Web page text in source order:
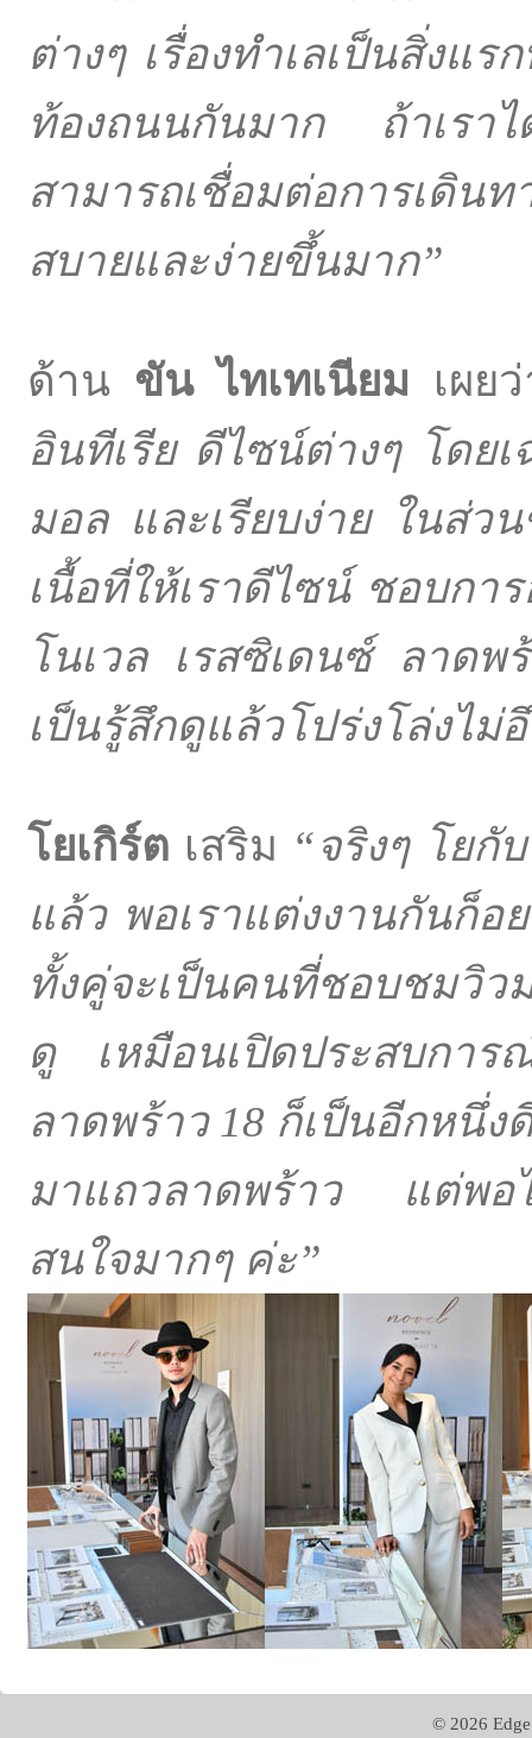
ต่างๆ เรื่องทำเลเป็นสิ่งแ
ท้องถนนกันมาก ถ้าเราไ
สามารถเชื่อมต่อการเดิน
สบายและง่ายขึ้นมาก”
ด้าน ขัน ไทเทเนียม เผย
อินทีเรีย ดีไซน์ต่างๆ โด
มอล และเรียบง่าย ในส่ว
เนื้อที่ให้เราดีไซน์ ชอบกา
โนเวล เรสซิเดนซ์ ลาด
เป็นรู้สึกดูแล้วโปร่งโล่งไม่
โยเกิร์ต เสริม “จริงๆ โยกั
แล้ว พอเราแต่งงานกันก็
ทั้งคู่จะเป็นคนที่ชอบชมวิว
ดู เหมือนเปิดประสบการ
ลาดพร้าว 18 ก็เป็นอีกหนึ่
มาแถวลาดพร้าว แต่พอไ
สนใจมากๆ ค่ะ”
© 2026